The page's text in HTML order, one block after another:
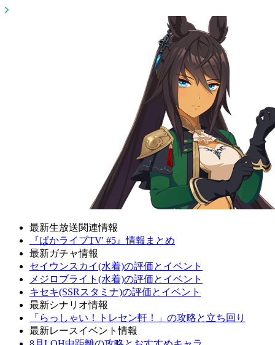
最新生放送関連情報
『ぱかライブTV' #5』情報まとめ
最新ガチャ情報
セイウンスカイ(水着)の評価とイベント
メジロブライト(水着)の評価とイベント
キセキ(SSRスタミナ)の評価とイベント
最新シナリオ情報
「らっしゃい！トレセン軒！」の攻略と立ち回り
最新レースイベント情報